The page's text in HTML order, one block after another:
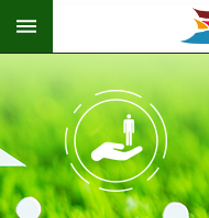
跳到主要內容區塊